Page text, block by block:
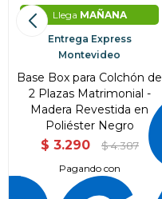
Llega MAÑANA
Entrega Express
Montevideo
Base Box para Colchón de
2 Plazas Matrimonial -
Madera Revestida en
Poliéster Negro
$ 3.290 $ 4.387
Pagando con